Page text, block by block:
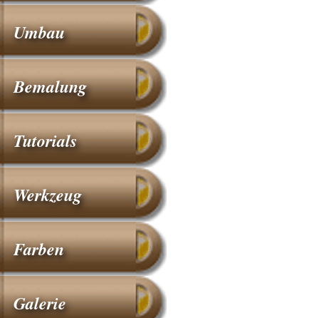
Umbau
Bemalung
Tutorials
Werkzeug
Farben
Galerie